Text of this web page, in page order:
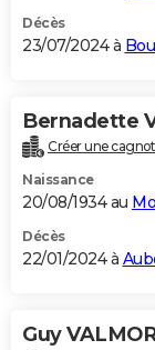
Décès
23/07/2024 à
Bernadette
Créer une
Naissance
20/08/1934 au
Décès
22/01/2024 à
Guy